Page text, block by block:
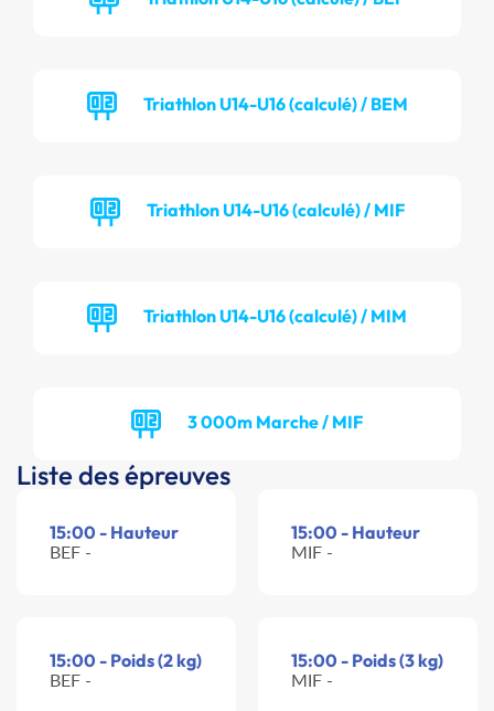
Triathlon U14-U16 (calculé) / BEM
Triathlon U14-U16 (calculé) / MIF
Triathlon U14-U16 (calculé) / MIM
3 000m Marche / MIF
Liste des épreuves
15:00 - Hauteur
BEF -
15:00 - Hauteur
MIF -
15:00 - Poids (2 kg)
BEF -
15:00 - Poids (3 kg)
MIF -